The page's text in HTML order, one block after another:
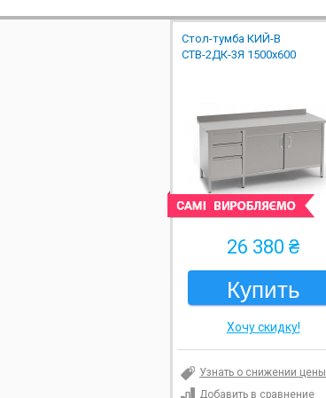
Стол-тумба КИЙ-В
СТВ-2ДК-3Я 1500х600
26 380 ₴
Купить
Хочу скидку!
Узнать о снижении цены
Добавить в сравнение